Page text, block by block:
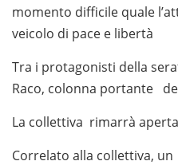
momento difficile quale
veicolo di pace e libertà
Tra i protagonisti della
Raco, colonna portante
La collettiva rimarrà
Correlato alla collettiva, un